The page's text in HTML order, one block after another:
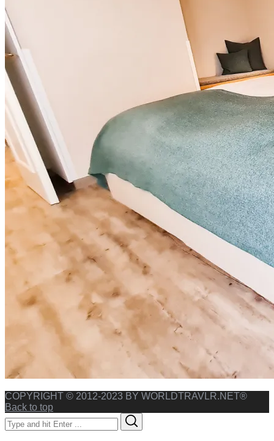
COPYRIGHT © 2012-2023 BY WORLDTRAVLR.NET®
Back to top
Search
for: